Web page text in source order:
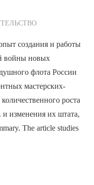
создания и работы
войны новых
флота России
мастерских-
роста
и изменения их штата,
The article studies